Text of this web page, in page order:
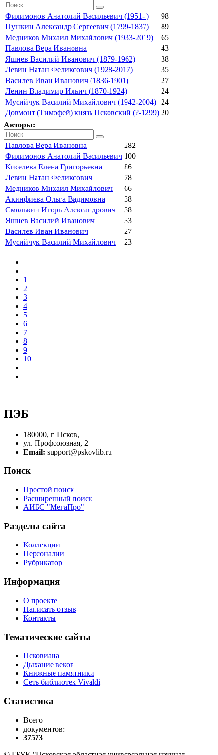
Филимонов Анатолий Васильевич (1951- )
98
Пушкин Александр Сергеевич (1799-1837)
89
Медников Михаил Михайлович (1933-2019)
65
Павлова Вера Ивановна
43
Яшнев Василий Иванович (1879-1962)
38
Левин Натан Феликсович (1928-2017)
35
Василев Иван Иванович (1836-1901)
27
Ленин Владимир Ильич (1870-1924)
24
Мусийчук Василий Михайлович (1942-2004)
24
Довмонт (Тимофей) князь Псковский (?-1299) 20
Авторы:
Павлова Вера Ивановна
282
Филимонов Анатолий Васильевич 100
Киселева Елена Григорьевна
86
Левин Натан Феликсович
78
Медников Михаил Михайлович
66
Акинфиева Ольга Вадимовна
38
Смолькин Игорь Александрович
38
Яшнев Василий Иванович
33
Василев Иван Иванович
27
Мусийчук Василий Михайлович
23
1
2
3
4
5
6
7
8
9
10
ПЭБ
180000, г. Псков,
ул. Профсоюзная, 2
Email: support@pskovlib.ru
Поиск
Простой поиск
Расширенный поиск
АИБС "МегаПро"
Разделы сайта
Коллекции
Персоналии
Рубрикатор
Информация
О проекте
Написать отзыв
Контакты
Тематические сайты
Псковиана
Дыхание веков
Книжные памятники
Сеть библиотек Vivaldi
Статистика
Всего
документов:
37573